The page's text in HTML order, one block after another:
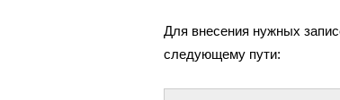
Для внесения нужных
следующему пути: